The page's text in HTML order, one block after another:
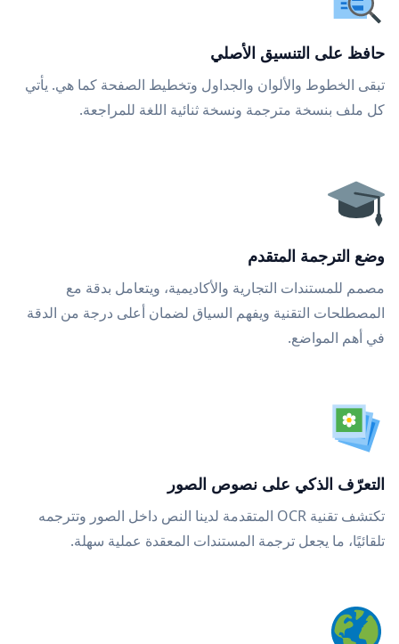
حافظ على التنسيق الأصلي
تبقى الخطوط والألوان والجداول وتخطيط الصفحة كما هي. يأتي
كل ملف بنسخة مترجمة ونسخة ثنائية اللغة للمراجعة.
وضع الترجمة المتقدم
مصمم للمستندات التجارية والأكاديمية، ويتعامل بدقة مع
المصطلحات التقنية ويفهم السياق لضمان أعلى درجة من الدقة
في أهم المواضع.
التعرّف الذكي على نصوص الصور
تكتشف تقنية OCR المتقدمة لدينا النص داخل الصور وتترجمه
تلقائيًا، ما يجعل ترجمة المستندات المعقدة عملية سهلة.